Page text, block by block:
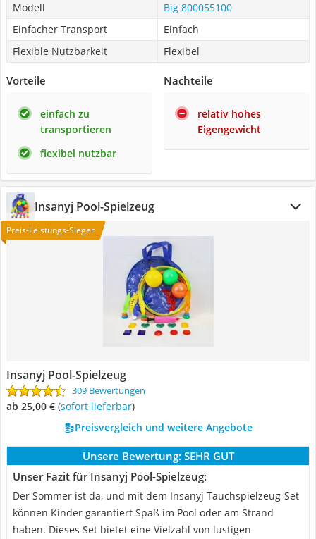
Modell
Big 800055100
Einfacher Transport
Einfach
Flexible Nutzbarkeit
Flexibel
Vorteile
einfach zu
transportieren
flexibel nutzbar
Nachteile
relativ hohes
Eigengewicht
Insanyj Pool-Spielzeug
Preis-Leistungs-Sieger
Insanyj Pool-Spielzeug
309 Bewertungen
ab 25,00 € ( Sofort lieferbar)
Preisvergleich und weitere Angebote
Unsere Bewertung: SEHR GUT
Unser Fazit für Insanyj Pool-Spielzeug:
Der Sommer ist da, und mit dem Insanyj Tauchspielzeug-Set
können Kinder garantiert Spaß im Pool oder am Strand
haben. Dieses Set bietet eine Vielzahl von lustigen